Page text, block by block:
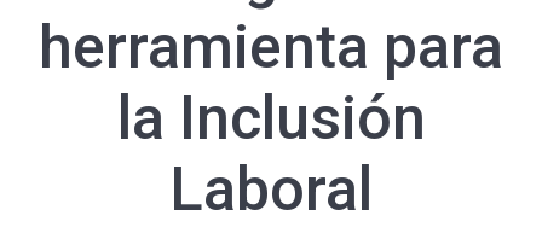
herramienta para
la Inclusión
Laboral